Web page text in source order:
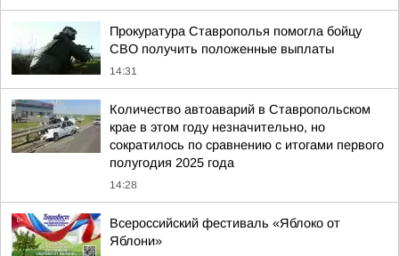
Прокуратура Ставрополья помогла бойцу
СВО получить положенные выплаты
14:31
Количество автоаварий в Ставропольском
крае в этом году незначительно, но
сократилось по сравнению с итогами первого
полугодия 2025 года
14:28
Всероссийский фестиваль «Яблоко от
Яблони»